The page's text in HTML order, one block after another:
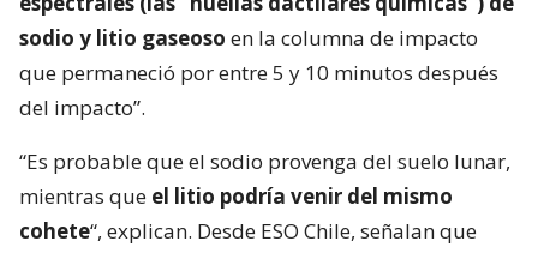
sodio y litio gaseoso en la columna de impacto
que permaneció por entre 5 y 10 minutos después
del impacto”.
“Es probable que el sodio provenga del suelo lunar,
mientras que el litio podría venir del mismo
cohete“, explican. Desde ESO Chile, señalan que